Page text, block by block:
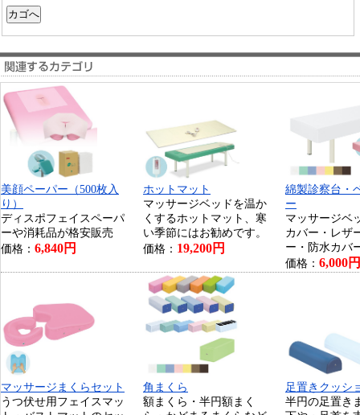
美顔ペーパー（500枚入
り）
ディスポフェイスペーパ
ーや消耗品が格安販売
価格： 6,840円
ホットマット
マッサージベッドを温か
くするホットマット、寒
い季節にはお勧めです。
価格： 19,200円
綿製診察台・
ー
マッサージベ
カバー・レザ
ー・防水カバ
価格： 6,000円
マッサージまくらセット
うつ伏せ用フェイスマッ
角まくら
額まくら・半円額まく
足置きクッシ
半円の足置き